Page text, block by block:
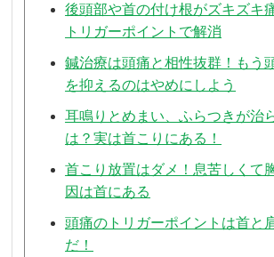
後頭部や首の付け根がズキズキ
トリガーポイントで解消
鍼治療は頭痛と相性抜群！もう
を抑えるのはやめにしよう
耳鳴りとめまい、ふらつきが治
は？実は首こりにある！
首こり放置はダメ！息苦しくて
因は首にある
頭痛のトリガーポイントは首と
だ！